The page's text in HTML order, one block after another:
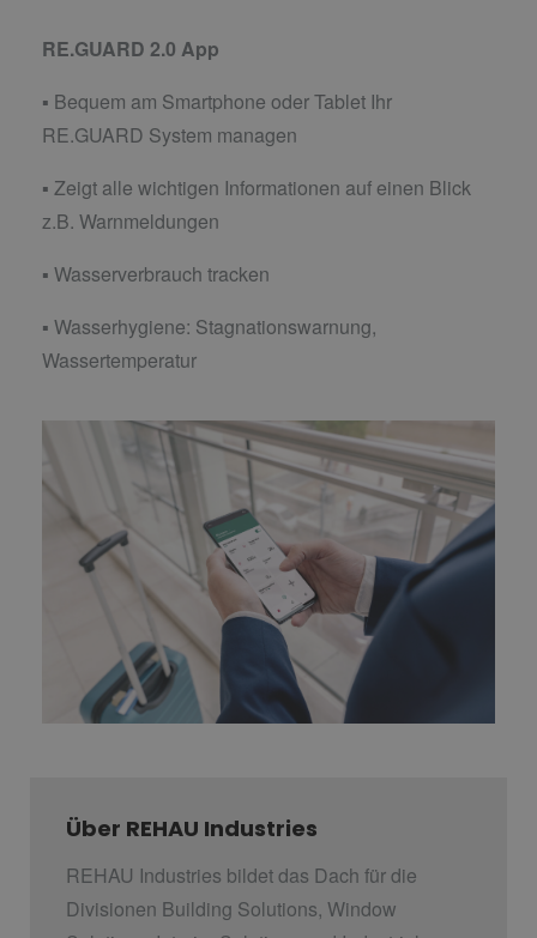
RE.GUARD 2.0 App
▪ Bequem am Smartphone oder Tablet Ihr
RE.GUARD System managen
▪ Zeigt alle wichtigen Informationen auf einen Blick
z.B. Warnmeldungen
▪ Wasserverbrauch tracken
▪ Wasserhygiene: Stagnationswarnung,
Wassertemperatur
Über REHAU Industries
REHAU Industries bildet das Dach für die
Divisionen Building Solutions, Window